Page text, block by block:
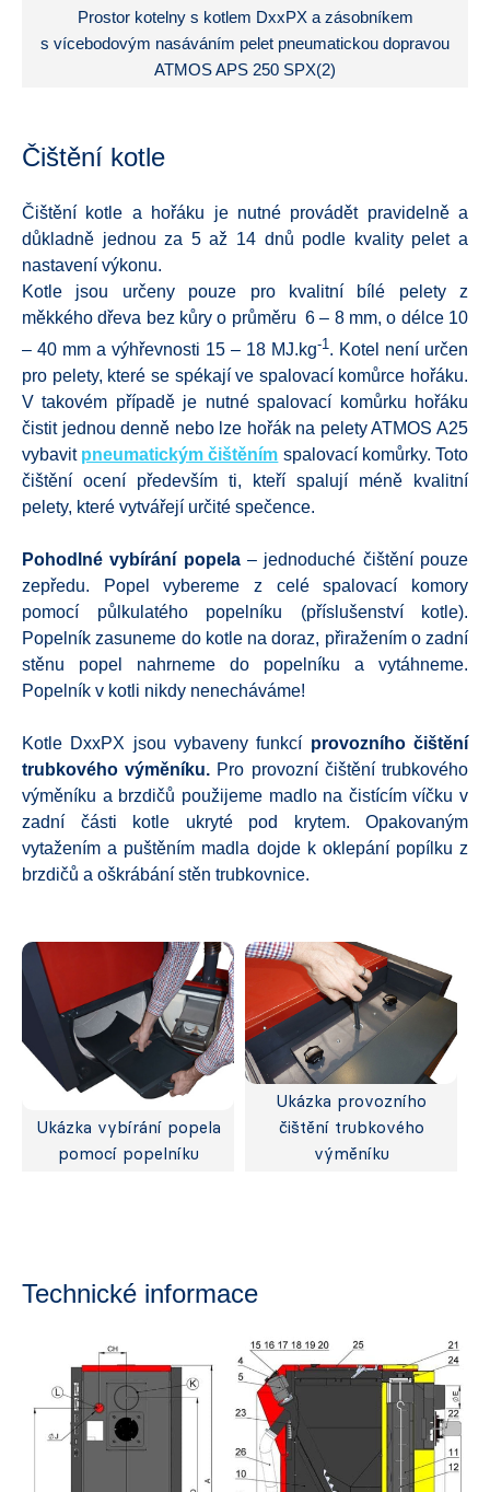
Prostor kotelny s kotlem DxxPX a zásobníkem
s vícebodovým nasáváním pelet pneumatickou dopravou
ATMOS APS 250 SPX(2)
Čištění kotle
Čištění kotle a hořáku je nutné provádět pravidelně a
důkladně jednou za 5 až 14 dnů podle kvality pelet a
nastavení výkonu.
Kotle jsou určeny pouze pro kvalitní bílé pelety z
měkkého dřeva bez kůry o průměru 6 – 8 mm, o délce 10
– 40 mm a výhřevnosti 15 – 18 MJ.kg-1 . Kotel není určen
pro pelety, které se spékají ve spalovací komůrce hořáku.
V takovém případě je nutné spalovací komůrku hořáku
čistit jednou denně nebo lze hořák na pelety ATMOS A25
vybavit pneumatickým čištěním spalovací komůrky. Toto
čištění ocení především ti, kteří spalují méně kvalitní
pelety, které vytvářejí určité spečence.
Pohodlné vybírání popela– jednoduché čištění pouze
zepředu. Popel vybereme z celé spalovací komory
pomocí půlkulatého popelníku (příslušenství kotle).
Popelník zasuneme do kotle na doraz, přiražením o zadní
stěnu popel nahrneme do popelníku a vytáhneme.
Popelník v kotli nikdy nenecháváme!
Kotle DxxPX jsou vybaveny funkcí provozního čištění
trubkového výměníku. Pro provozní čištění trubkového
výměníku a brzdičů použijeme madlo na čistícím víčku v
zadní části kotle ukryté pod krytem. Opakovaným
vytažením a puštěním madla dojde k oklepání popílku z
brzdičů a oškrábání stěn trubkovnice.
Ukázka vybírání popela
pomocí popelníku
Ukázka provozního
čištění trubkového
výměníku
Technické informace